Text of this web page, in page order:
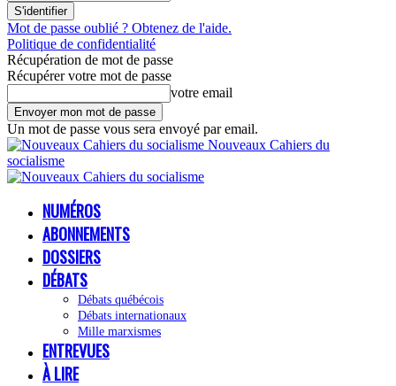
Mot de passe oublié ? Obtenez de l'aide.
Politique de confidentialité
Récupération de mot de passe
Récupérer votre mot de passe
votre email
Un mot de passe vous sera envoyé par email.
Nouveaux Cahiers du
socialisme
NUMÉROS
ABONNEMENTS
DOSSIERS
DÉBATS
Débats québécois
Débats internationaux
Mille marxismes
ENTREVUES
À LIRE